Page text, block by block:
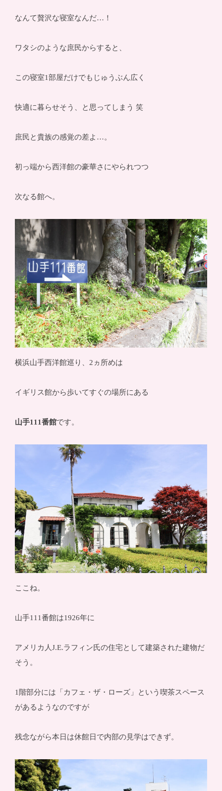
なんて贅沢な寝室なんだ…！
ワタシのような庶民からすると、
この寝室1部屋だけでもじゅうぶん広く
快適に暮らせそう、と思ってしまう 笑
庶民と貴族の感覚の差よ…。
初っ端から西洋館の豪華さにやられつつ
次なる館へ。
横浜山手西洋館巡り、2ヵ所めは
イギリス館から歩いてすぐの場所にある
山手111番館です。
ここね。
山手111番館は1926年に
アメリカ人J.E.ラフィン氏の住宅として建築された建物だ
そう。
1階部分には「カフェ・ザ・ローズ」という喫茶スペース
があるようなのですが
残念ながら本日は休館日で内部の見学はできず。